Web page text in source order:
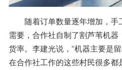
随着订单数量逐年增加，手
需要，合作社自制了割芦苇机器
货率。李建光说，“机器主要是
在合作社工作的这些村民很多